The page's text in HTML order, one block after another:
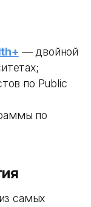
— двойной
по Public
по
самых